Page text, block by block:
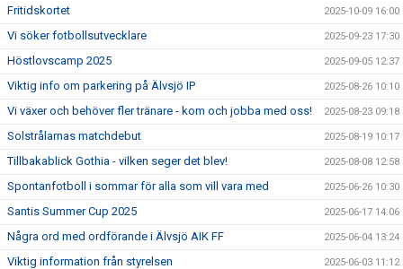
Fritidskortet 2025-10-09 16:00
Vi söker fotbollsutvecklare 2025-09-23 17:30
Höstlovscamp 2025 2025-09-05 12:37
Viktig info om parkering på Älvsjö IP 2025-08-26 10:10
Vi växer och behöver fler tränare - kom och jobba med oss! 2025-08-23 09:18
Solstrålarnas matchdebut 2025-08-19 10:17
Tillbakablick Gothia - vilken seger det blev! 2025-08-08 12:58
Spontanfotboll i sommar för alla som vill vara med 2025-06-26 10:30
Santis Summer Cup 2025 2025-06-17 14:06
Några ord med ordförande i Älvsjö AIK FF 2025-06-04 13:24
Viktig information från styrelsen 2025-06-03 11:12